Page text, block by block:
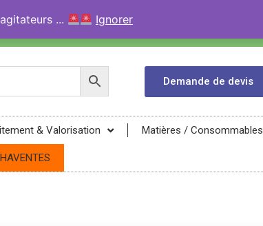
+33 (0)9 84 04 07 52
Demande de devis
& Valorisation Matières / Consommables
... Ignorer